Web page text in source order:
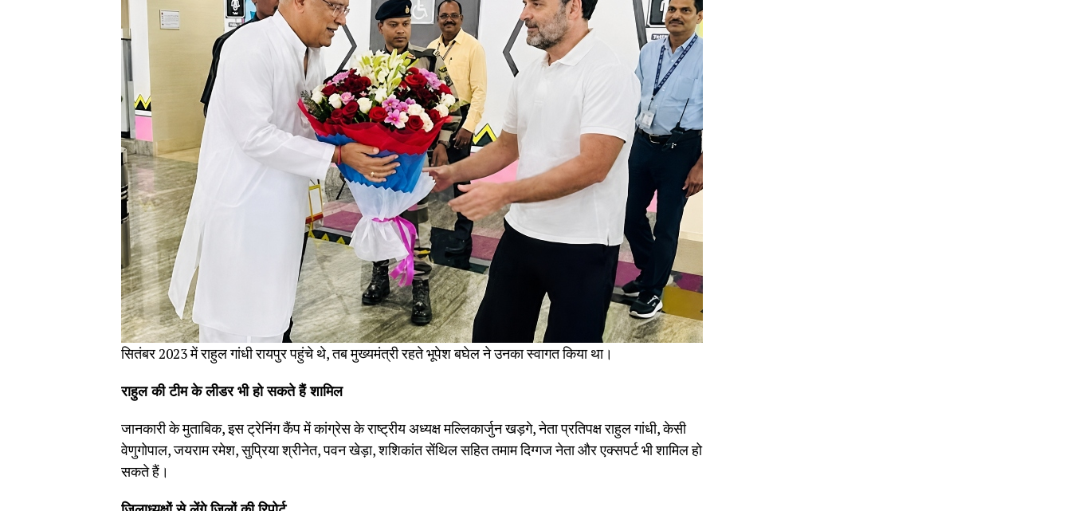
सितंबर 2023 में राहुल गांधी रायपुर पहुंचे थे, तब मुख्यमंत्री रहते भूपेश बघेल ने उनका स्वागत किया था।
राहुल की टीम के लीडर भी हो सकते हैं शामिल
जानकारी के मुताबिक, इस ट्रेनिंग कैंप में कांग्रेस के राष्ट्रीय अध्यक्ष मल्लिकार्जुन खड़गे, नेता प्रतिपक्ष राहुल गांधी, केसी
वेणुगोपाल, जयराम रमेश, सुप्रिया श्रीनेत, पवन खेड़ा, शशिकांत सेंथिल सहित तमाम दिग्गज नेता और एक्सपर्ट भी शामिल हो
सकते हैं।